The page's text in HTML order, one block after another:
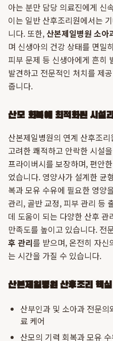
아는 분만 담당 의료진에게 신
이는 일반 산후조리원에서는
니다. 또한,산본제일병원 소아
며 신생아의 건강 상태를 면밀
피부 문제 등 신생아에게 흔히
발견하고 전문적인 처치를 제
줍니다.
산모 회복에 최적화된 시설
산본제일병원의 연계 산후조
고려한 쾌적하고 안락한 시설
프라이버시를 보장하며, 편안
었습니다. 영양사가 설계한 균
복과 모유 수유에 필요한 영양
관리, 골반 교정, 피부 관리 등
데 도움이 되는 다양한 산후
만족도를 높이고 있습니다. 전
후 관리를 받으며, 온전히 자신
는 시간을 가질 수 있습니다.
산본제일병원 산후조리 핵심
산부인과 및 소아과 전문
료 케어
산모의 기력 회복과 모유